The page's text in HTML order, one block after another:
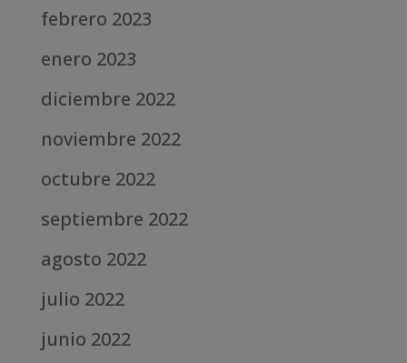
febrero 2023
enero 2023
diciembre 2022
noviembre 2022
octubre 2022
septiembre 2022
agosto 2022
julio 2022
junio 2022